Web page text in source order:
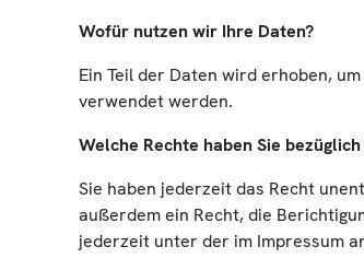
Wofür nutzen wir Ihre Daten?
Ein Teil der Daten wird erhoben,
verwendet werden.
Welche Rechte haben Sie
Sie haben jederzeit das Recht
außerdem ein Recht, die
jederzeit unter der im Impressum